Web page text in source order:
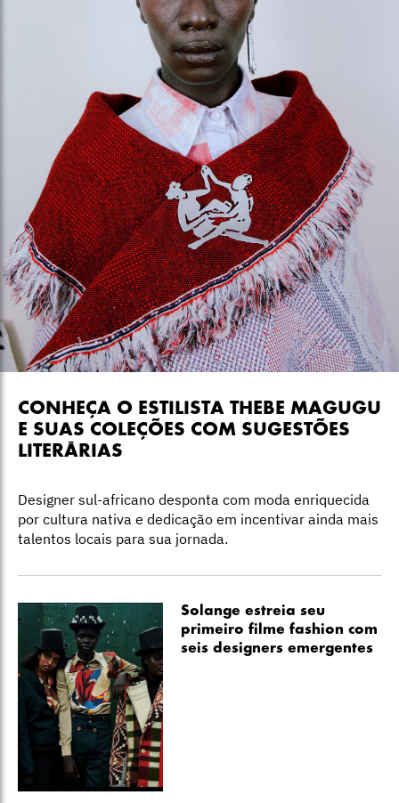
CONHEÇA O ESTILISTA THEBE MAGUGU
E SUAS COLEÇÕES COM SUGESTÕES
LITERÁRIAS
Designer sul-africano desponta com moda enriquecida
por cultura nativa e dedicação em incentivar ainda mais
talentos locais para sua jornada.
Solange estreia seu
primeiro filme fashion com
seis designers emergentes